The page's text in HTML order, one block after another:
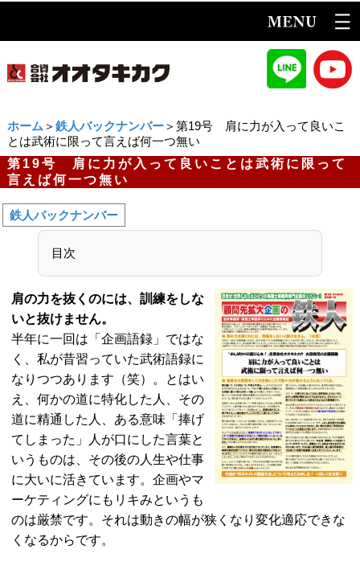
ホーム ＞ 鉄人バックナンバー＞第19号 肩に力が入って良いこ
とは武術に限って言えば何一つ無い
第19号 肩に力が入って良いことは武術に限って
言えば何一つ無い
鉄人バックナンバー
目次
肩の力を抜くのには、訓練をしな
いと抜けません。
半年に一回は「企画語録」ではな
く、私が昔習っていた武術語録に
なりつつあります（笑）。とはい
え、何かの道に特化した人、その
道に精通した人、ある意味「捧げ
てしまった」人が口にした言葉と
いうものは、その後の人生や仕事
に大いに活きています。企画やマ
ーケティングにもリキみというも
のは厳禁です。それは動きの幅が狭くなり変化適応できな
くなるからです。